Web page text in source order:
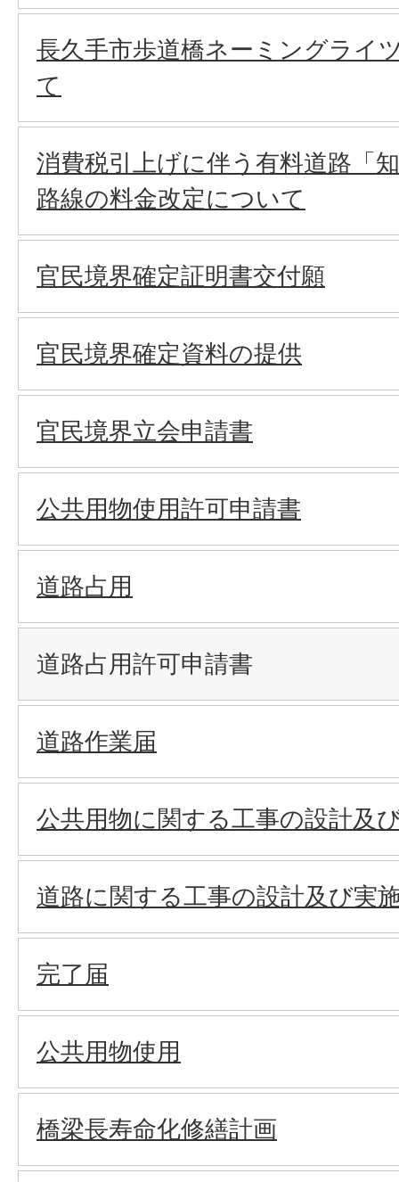
長久手市歩道橋ネーミングライ
て
消費税引上げに伴う有料道路「
路線の料金改定について
官民境界確定証明書交付願
官民境界確定資料の提供
官民境界立会申請書
公共用物使用許可申請書
道路占用
道路占用許可申請書
道路作業届
公共用物に関する工事の設計及
道路に関する工事の設計及び実
完了届
公共用物使用
橋梁長寿命化修繕計画